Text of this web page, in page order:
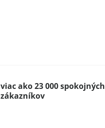
viac ako 23 000 spokojných
zákazníkov